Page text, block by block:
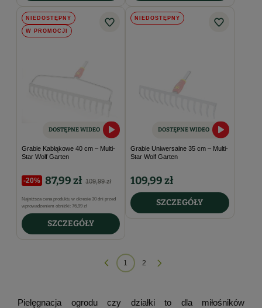
NIEDOSTĘPNY
W PROMOCJI
DOSTĘPNE WIDEO
Grabie Kabłąkowe 40 cm – Multi-
Star Wolf Garten
109,99 zł
-20% 87,99 zł
Najniższa cena produktu w okresie 30 dni przed
wprowadzeniem obniżki: 76,99 zł
SZCZEGÓŁY
NIEDOSTĘPNY
DOSTĘPNE WIDEO
Grabie Uniwersalne 35 cm – Multi-
Star Wolf Garten
109,99 zł
SZCZEGÓŁY
1 2
Pielęgnacja ogrodu czy działki to dla miłośników